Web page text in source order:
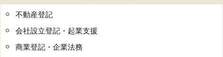
不動産登記
会社設立登記・起業支援
商業登記・企業法務